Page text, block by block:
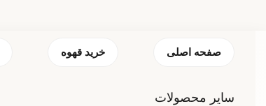
صفحه اصلی خرید قهوه
سایر محصولات